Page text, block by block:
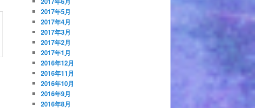
2017年5月
2017年4月
2017年3月
2017年2月
2017年1月
2016年12月
2016年11月
2016年10月
2016年9月
2016年8月